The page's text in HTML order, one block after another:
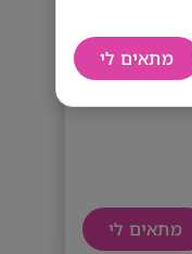
מתאים לי
מתאים לי